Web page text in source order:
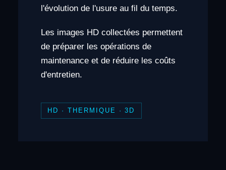
l'évolution de l'usure au fil du temps.
Les images HD collectées permettent
de préparer les opérations de
maintenance et de réduire les coûts
d'entretien.
HD · THERMIQUE · 3D